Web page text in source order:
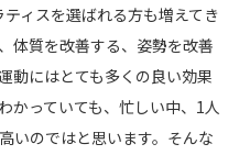
ィスを選ばれる方も増えてき
体質を改善する、姿勢を改善
動にはとても多くの良い効果
かっていても、忙しい中、1人
いのではと思います。そんな